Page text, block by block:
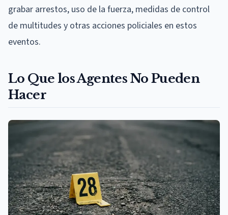
grabar arrestos, uso de la fuerza, medidas de control
de multitudes y otras acciones policiales en estos
eventos.
Lo Que los Agentes No Pueden
Hacer